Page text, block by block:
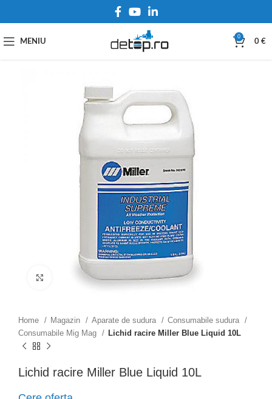
MENIU
0
0 €
Click to enlarge
Home Magazin Aparate de sudura
Consumabile sudura
Consumabile Mig Mag
Lichid racire Miller Blue Liquid 10L
Lichid racire Miller Blue Liquid 10L